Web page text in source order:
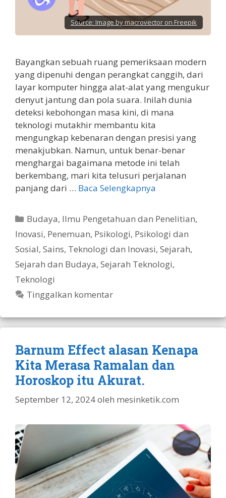
Source: Image by macrovector on Freepik
Bayangkan sebuah ruang pemeriksaan modern
yang dipenuhi dengan perangkat canggih, dari
layar komputer hingga alat-alat yang mengukur
denyut jantung dan pola suara. Inilah dunia
deteksi kebohongan masa kini, di mana
teknologi mutakhir membantu kita
mengungkap kebenaran dengan presisi yang
menakjubkan. Namun, untuk benar-benar
menghargai bagaimana metode ini telah
berkembang, mari kita telusuri perjalanan
panjang dari … Baca Selengkapnya
Kategori
Budaya, Ilmu Pengetahuan dan Penelitian,
Inovasi, Penemuan, Psikologi, Psikologi dan
Sosial, Sains, Teknologi dan Inovasi, Sejarah,
Sejarah dan Budaya, Sejarah Teknologi,
Teknologi
Tinggalkan komentar
Barnum Effect alasan Kenapa
Kita Merasa Ramalan dan
Horoskop itu Akurat.
September 12, 2024oleh mesinketik.com